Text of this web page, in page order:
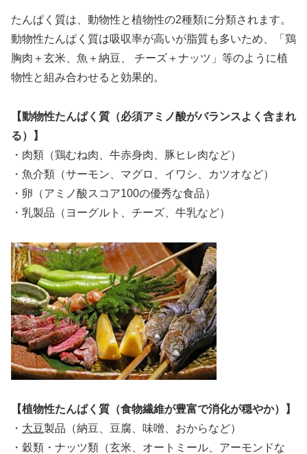
たんぱく質は、動物性と植物性の2種類に分類されます。
動物性たんぱく質は吸収率が高いが脂質も多いため、「鶏
胸肉＋玄米、魚＋納豆、 チーズ＋ナッツ」等のように植
物性と組み合わせると効果的。
【動物性たんぱく質（必須アミノ酸がバランスよく含まれ
る）】
・肉類（鶏むね肉、牛赤身肉、豚ヒレ肉など）
・魚介類（サーモン、マグロ、イワシ、カツオなど）
・卵（アミノ酸スコア100の優秀な食品）
・乳製品（ヨーグルト、チーズ、牛乳など）
【植物性たんぱく質（食物繊維が豊富で消化が穏やか）】
・ 大豆製品（納豆、豆腐、味噌、おからなど）
・穀類・ナッツ類（玄米、オートミール、アーモンドな